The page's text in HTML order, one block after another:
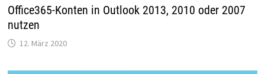
Office365-Konten in Outlook 2013, 2010 oder 2007
nutzen
12. März 2020